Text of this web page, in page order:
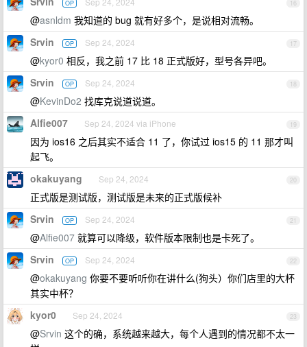
16
OP
@asnldm 我知道的 bug 就有好多个，是说相对流畅。
17
Srvin OP Sep 24, 2024
@kyor0 相反，我之前 17 比 18 正式版好，型号各异吧。
18
Srvin OP Sep 24, 2024
@KevinDo2 找库克说道说道。
19
Alfie007 Sep 24, 2024 via iPhone
因为 ios16 之后其实不适合 11 了，你试过 ios15 的 11 那才叫
起飞。
20
okakuyang Sep 24, 2024
正式版是测试版，测试版是未来的正式版候补
21
Srvin OP Sep 24, 2024
@Alfie007 就算可以降级，软件版本限制也是卡死了。
22
Srvin OP Sep 24, 2024
@okakuyang 你要不要听听你在讲什么(狗头）你们店里的大杯
其实中杯？
23
kyor0 Sep 24, 2024
@Srvin 这个的确，系统越来越大，每个人遇到的情况都不太一